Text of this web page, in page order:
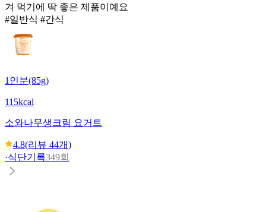
겨 먹기에 딱 좋은 제품이예요
#일반식 #간식
1인분(85g)
115kcal
소와나무생크림 요거트
4.8(리뷰 44개)
·식단기록349회